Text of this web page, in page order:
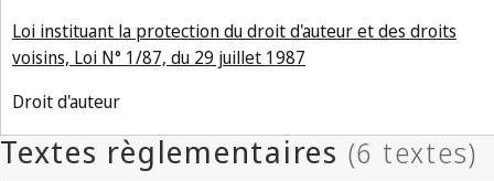
Loi instituant la protection du droit d'auteur et des droits
voisins, Loi N° 1/87, du 29 juillet 1987
Droit d'auteur